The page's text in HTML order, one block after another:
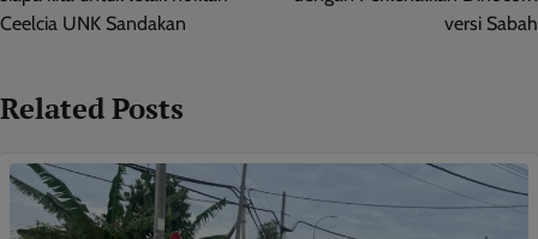
Ceelcia UNK Sandakan
versi Sabah
Related Posts